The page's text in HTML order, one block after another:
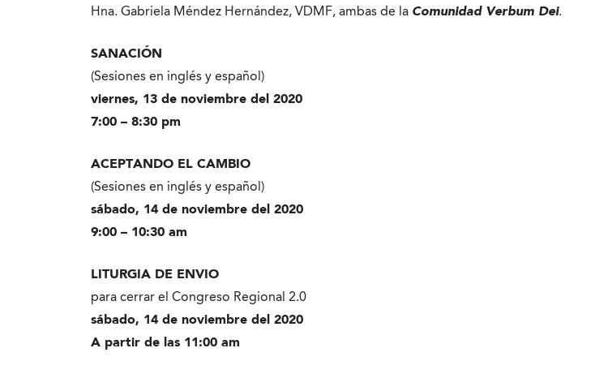
Hna. Gabriela Méndez Hernández, VDMF, ambas de la Comunidad Verbum Dei.
SANACIÓN
(Sesiones en inglés y español)
viernes, 13 de noviembre del 2020
7:00 – 8:30 pm
ACEPTANDO EL CAMBIO
(Sesiones en inglés y español)
sábado, 14 de noviembre del 2020
9:00 – 10:30 am
LITURGIA DE ENVIO
para cerrar el Congreso Regional 2.0
sábado, 14 de noviembre del 2020
A partir de las 11:00 am